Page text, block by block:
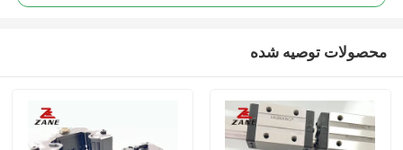
محصولات توصیه شده